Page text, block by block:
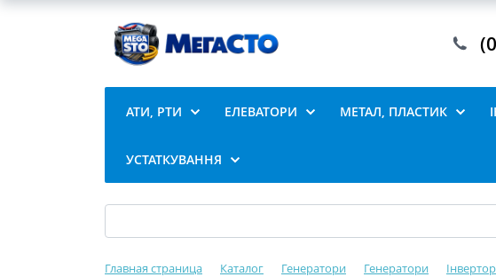
АТИ, РТИ ЕЛЕВАТОРИ МЕТАЛ, ПЛАСТИК
УСТАТКУВАННЯ
Главная страница Каталог Генератори Генератори